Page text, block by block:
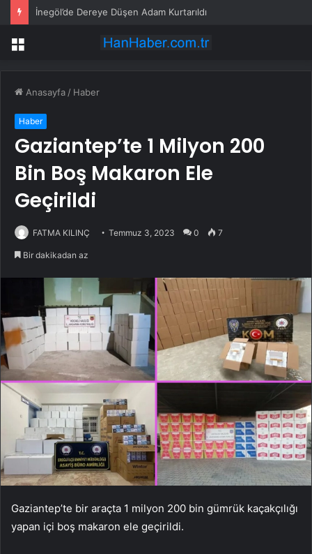
İnegöl’de Dereye Düşen Adam Kurtarıldı
Menü
Anasayfa / Haber
Haber
Gaziantep’te 1 Milyon 200
Bin Boş Makaron Ele
Geçirildi
FATMA KILINÇ Temmuz 3, 2023 0 7
Bir dakikadan az
Gaziantep’te bir araçta 1 milyon 200 bin gümrük kaçakçılığı
yapan içi boş makaron ele geçirildi.